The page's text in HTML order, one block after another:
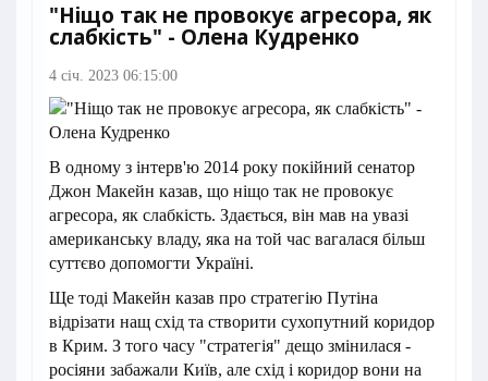
"Ніщо так не провокує агресора, як
слабкість" - Олена Кудренко
4 січ. 2023 06:15:00
В одному з інтерв'ю 2014 року покійний сенатор
Джон Макейн казав, що ніщо так не провокує
агресора, як слабкість. Здається, він мав на увазі
американську владу, яка на той час вагалася більш
суттєво допомогти Україні.
Ще тоді Макейн казав про стратегію Путіна
відрізати нащ схід та створити сухопутний коридор
в Крим. З того часу "стратегія" дещо змінилася -
росіяни забажали Київ, але схід і коридор вони на